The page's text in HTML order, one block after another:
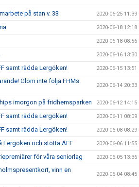
på stan v. 33 2020-06-25 11:39
2020-06-18 12:18
2020-06-18 08:56
2020-06-16 13:30
samt rädda Lergöken! 2020-06-15 13:51
Glöm inte följa FHMs
2020-06-14 20:33
imorgon på fridhemsparken 2020-06-12 14:15
samt rädda Lergöken! 2020-06-11 08:09
samt rädda Lergöken! 2020-06-08 08:29
Lergöken och stötta ÄFF 2020-06-06 11:55
för våra seniorlag 2020-06-05 13:36
vinn en
2020-06-04 08:45